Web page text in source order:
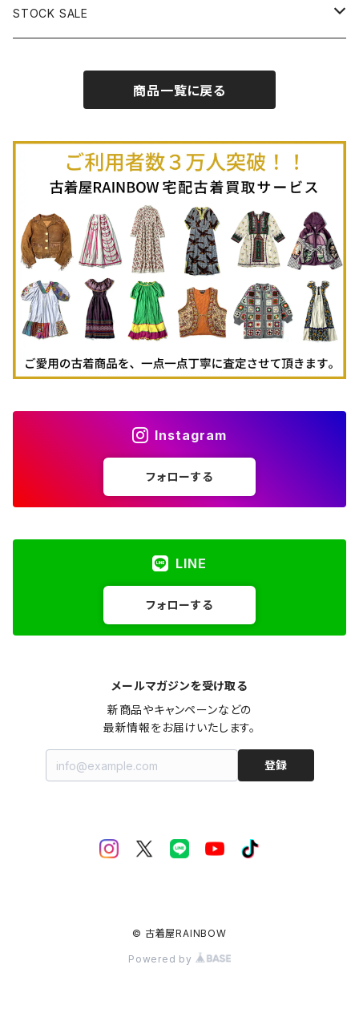
古着オーバーオール
古着半袖Ｔシャツ
古着キャミソール
古着ポロシャツ
古着長袖ポロシャツ
古着スウェット
古着パーカー
古着タンクトップ
古着ニットアウター
古着ヘビージャケット
古着羽織り
古着膝丈スカート (丈56-75cm)
古着ミニ丈スカート (丈56-75cm)
古着ロング丈パンツ
STOCK SALE
Autumn / Winter
商品一覧に戻る
Instagram
フォローする
LINE
フォローする
メールマガジンを受け取る
新商品やキャンペーンなどの
最新情報をお届けいたします。
登録
© 古着屋RAINBOW
Powered by